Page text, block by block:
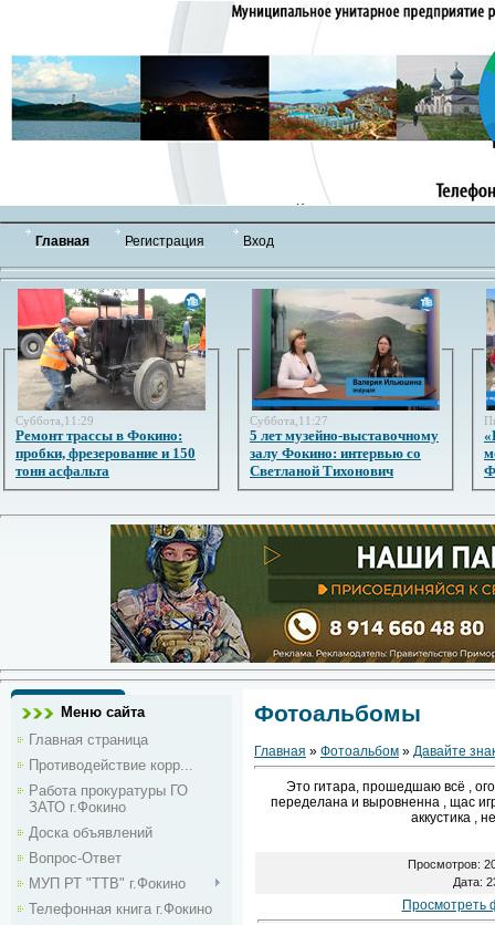
Главная Регистрация Вход
Суббота,11:29
Ремонт трассы в Фокино:
пробки, фрезерование и 150
тонн асфальта
Суббота,11:27
5 лет музейно-выставочному
залу Фокино: интервью со
Светланой Тихонович
Меню сайта
Главная страница
Противодействие корр...
Работа прокуратуры ГО
ЗАТО г.Фокино
Доска объявлений
Вопрос-Ответ
МУП РТ "ТТВ" г.Фокино
Телефонная книга г.Фокино
Фотоальбомы
Главная » Фотоальбом » Давайте
Это гитара, прошедшаю всё ,
переделана и выровненна , щас
аккустика ,
Просмотров:
Дата:
Просмотреть